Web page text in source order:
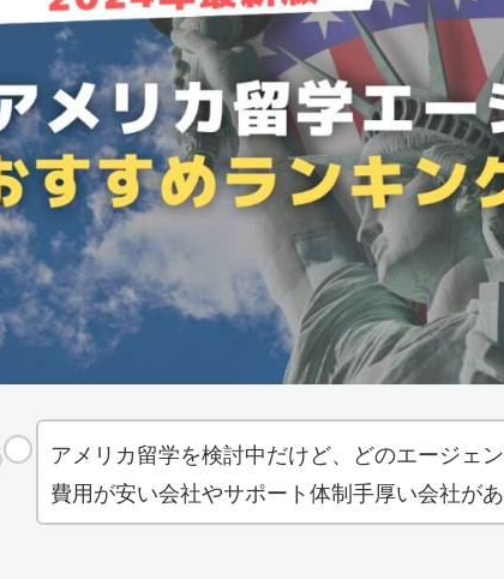
アメリカ留学を検討中だけど、どのエージェ
費用が安い会社やサポート体制手厚い会社が